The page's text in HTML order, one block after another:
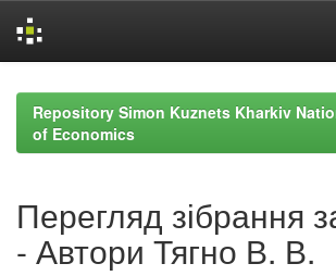
navigationRepository Simon Kuznets Kharkiv
of Economics
Перегляд зібрання
- Автори Тягно В. В.